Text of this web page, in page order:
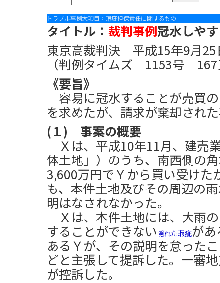
トラブル事例大項目：瑕疵担保責任に関するもの
タイトル： 裁判事例冠水しや
東京高裁判決 平成15年9月25
（判例タイムズ 1153号 167
《要旨》
容易に冠水することが売買
を求めたが、請求が棄却され
(１) 事案の概要
Ｘは、平成10年11月、建売
体土地」）のうち、南西側の
3,600万円でＹから買い受けた
も、本件土地及びその周辺の
明はなされなかった。
Ｘは、本件土地には、大雨
することができない隠れた瑕疵が
あるＹが、その説明を怠った
どと主張して提訴した。一審
が控訴した。